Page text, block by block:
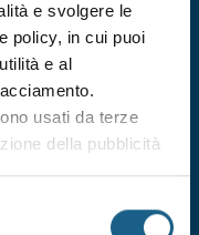
e svolgere le
policy, in cui puoi
e al
usati da terze
della pubblicità
nostra Privacy
€ 170.00+ IVA